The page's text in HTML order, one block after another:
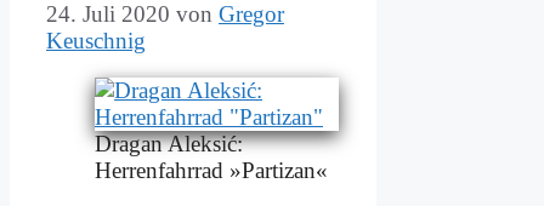
24. Juli 2020 von Gregor
Keuschnig
Dra­gan Al­ek­sić:
Her­ren­fahr­rad »Par­tizan«